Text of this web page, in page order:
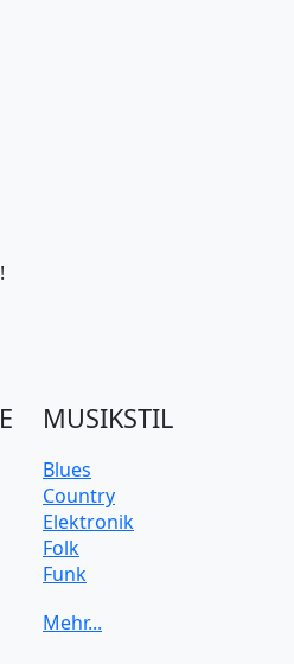
MUSIKSTIL
Blues
Country
Elektronik
Folk
Funk
Klassik